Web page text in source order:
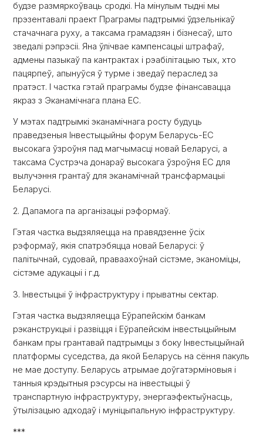
будзе размяркоўваць сродкі. На мінулым тыдні мы
прэзентавалі праект Праграмы падтрымкі ўдзельнікаў
стачачнага руху, а таксама грамадзян і бізнесаў, што
зведалі рэпрэсіі. Яна ўлічвае кампенсацыі штрафаў,
адмены пазыкаў па кантрактах і рэабілітацыю тых, хто
пацярпеў, апынуўся ў турме і зведаў пераслед за
пратэст. І частка гэтай праграмы будзе фінансавацца
якраз з Эканамічнага плана ЕС.
У мэтах падтрымкі эканамічнага росту будуць
праведзеныя Інвестыцыйны форум Беларусь-ЕС
высокага ўзроўня пад магчымасці новай Беларусі, а
таксама Сустрэча донараў высокага ўзроўня ЕС для
вылучэння грантаў для эканамічнай трансфармацыі
Беларусі.
2. Дапамога па арганізацыі рэформаў.
Гэтая частка выдзяляецца на правядзенне ўсіх
рэформаў, якія спатрэбяцца новай Беларусі: ў
палітычнай, судовай, праваахоўнай сістэме, эканоміцы,
сістэме адукацыі і г.д.
3. Інвестыцыі ў інфраструктуру і прыватны сектар.
Гэтая частка выдзяляецца Еўрапейскім банкам
рэканструкцыі і развіцця і Еўрапейскім інвестыцыйным
банкам пры грантавай падтрымцы з боку Інвестыцыйнай
платформы суседства, да якой Беларусь на сёння пакуль
не мае доступу. Беларусь атрымае доўгатэрміновыя і
танныя крэдытныя рэсурсы на інвестыцыі ў
транспартную інфраструктуру, энергаэфектыўнасць,
ўтылізацыю адходаў і муніцыпальную інфраструктуру.
***